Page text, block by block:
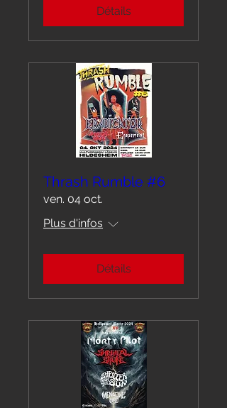
Détails
Thrash Rumble #6
ven. 04 oct.
Plus d'infos
Détails